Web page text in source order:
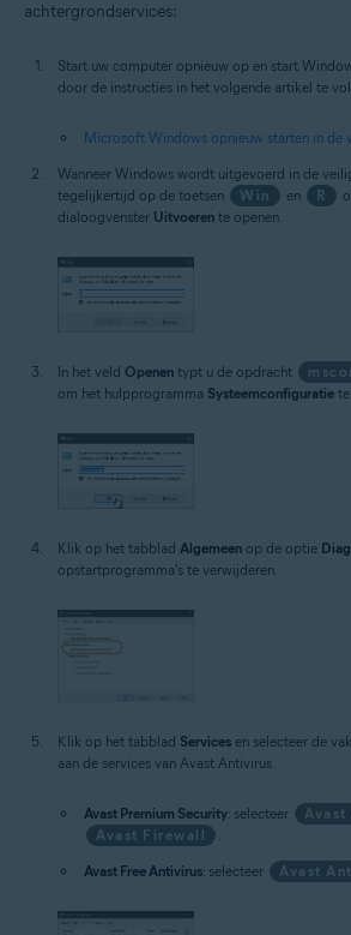
achtergrondservices:
Start uw computer opnieuw op en start
door de instructies in het volgende artikel te
Microsoft Windows opnieuw starten in de
Wanneer Windows wordt uitgevoerd in de
tegelijkertijd op de toetsen
Win en R
dialoogvenster Uitvoeren te openen.
In het veld Openen typt u de opdracht
om het hulpprogramma Systeemconfiguratie
Klik op het tabblad Algemeen op de optie
opstartprogramma's te verwijderen.
Klik op het tabblad Services en selecteer de
aan de services van Avast Antivirus.
Avast Premium Security: selecteer
Avast Firewall
.
Avast Free Antivirus: selecteer Avast